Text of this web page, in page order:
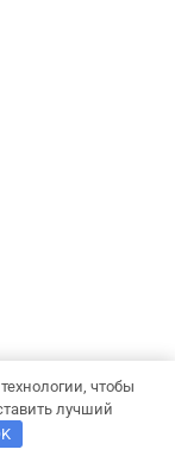
чтобы
лучший